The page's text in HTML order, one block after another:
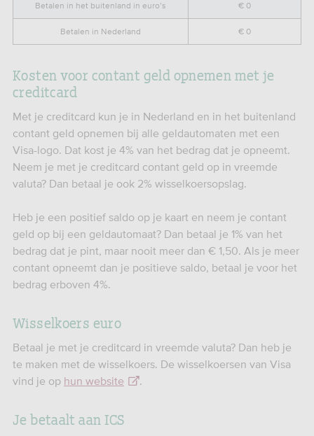
Betalen in het buitenland in euro’s € 0
Betalen in Nederland € 0
Kosten voor contant geld opnemen met je
creditcard
Met je creditcard kun je in Nederland en in het buitenland
contant geld opnemen bij alle geldautomaten met een
Visa-logo. Dat kost je 4% van het bedrag dat je opneemt.
Neem je met je creditcard contant geld op in vreemde
valuta? Dan betaal je ook 2% wisselkoersopslag.
Heb je een positief saldo op je kaart en neem je contant
geld op bij een geldautomaat? Dan betaal je 1% van het
bedrag dat je pint, maar nooit meer dan € 1,50. Als je meer
contant opneemt dan je positieve saldo, betaal je voor het
bedrag erboven 4%.
Wisselkoers euro
Betaal je met je creditcard in vreemde valuta? Dan heb je
te maken met de wisselkoers. De wisselkoersen van Visa
vind je op hun website .
Je betaalt aan ICS